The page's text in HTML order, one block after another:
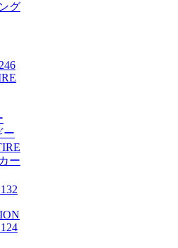
グ
ー
ー